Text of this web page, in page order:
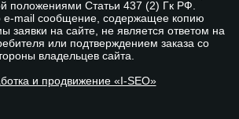
положениями Статьи 437 (2) Гк РФ.
e-mail сообщение, содержащее копию
заявки на сайте, не является ответом на
или подтверждением заказа со
владельцев сайта.
и продвижение «I-SEO»